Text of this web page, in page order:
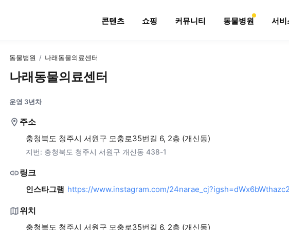
콘텐츠 쇼핑 커뮤니티 동물병원 서비
동물병원 / 나래동물의료센터
나래동물의료센터
운영 3년차
주소
충청북도 청주시 서원구 모충로35번길 6, 2층 (개신동)
지번: 충청북도 청주시 서원구 개신동 438-1
링크
인스타그램 https://www.instagram.com/
위치
충청북도 청주시 서원구 모충로35번길 6, 2층 (개신동)